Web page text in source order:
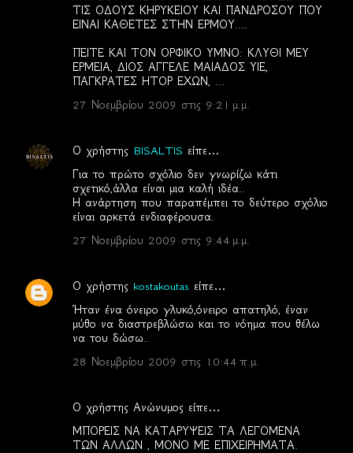
ΤΙΣ ΟΔΟΥΣ ΚΗΡΥΚΕΙΟΥ ΚΑΙ ΠΑΝΔΡΟΣΟΥ ΠΟΥ
ΕΙΝΑΙ ΚΑΘΕΤΕΣ ΣΤΗΝ ΕΡΜΟΥ....
ΠΕΙΤΕ ΚΑΙ ΤΟΝ ΟΡΦΙΚΟ ΥΜΝΟ: ΚΛΥΘΙ ΜΕΥ
ΕΡΜΕΙΑ, ΔΙΟΣ ΑΓΓΕΛΕ ΜΑΙΑΔΟΣ ΥΙΕ,
ΠΑΓΚΡΑΤΕΣ ΗΤΟΡ ΕΧΩΝ, ...
27 Νοεμβρίου 2009 στις 9:21 μ.μ.
Ο χρήστης BISALTIS είπε…
Για το πρώτο σχόλιο δεν γνωρίζω κάτι
σχετικό,άλλα είναι μια καλή ιδέα..
Η ανάρτηση που παραπέμπει το δεύτερο σχόλιο
είναι αρκετά ενδιαφέρουσα.
27 Νοεμβρίου 2009 στις 9:44 μ.μ.
Ο χρήστης kostakoutas είπε…
Ήταν ένα όνειρο γλυκό,όνειρο απατηλό, έναν
μύθο να διαστρεβλώσω και το νόημα που θέλω
να του δώσω..
28 Νοεμβρίου 2009 στις 10:44 π.μ.
Ο χρήστης Ανώνυμος είπε…
ΜΠΟΡΕΙΣ ΝΑ ΚΑΤΑΡΥΨΕΙΣ ΤΑ ΛΕΓΟΜΕΝΑ
ΤΩΝ ΑΛΛΩΝ , ΜΟΝΟ ΜΕ ΕΠΙΧΕΙΡΗΜΑΤΑ.